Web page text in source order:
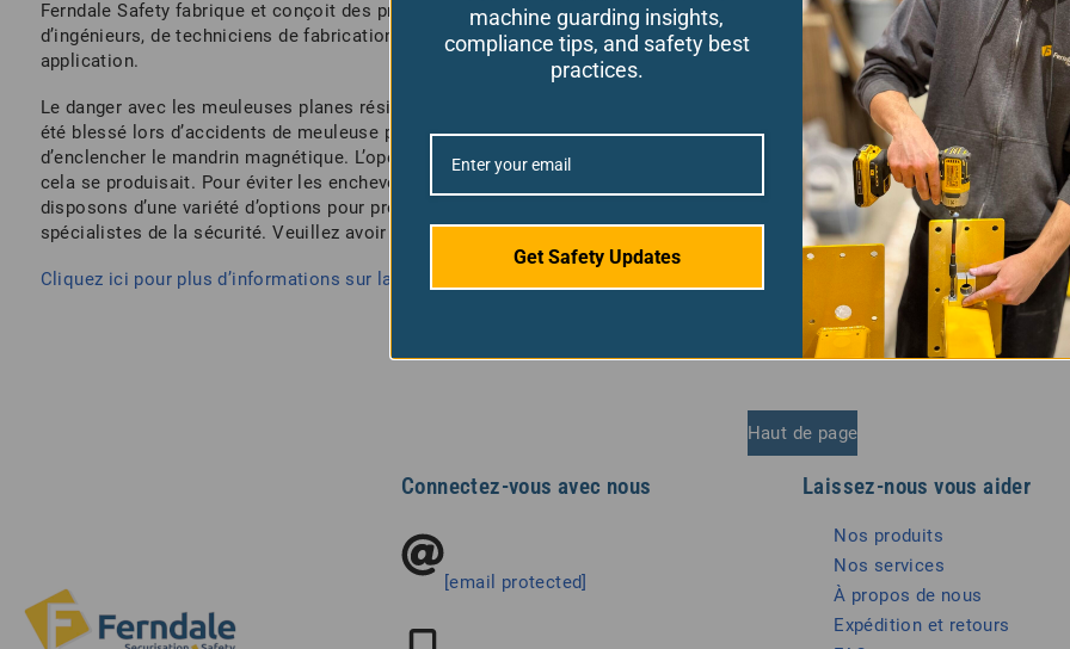
Ferndale Safety fabrique et conçoit des protections de sécurité sur mesure pour meuleuses de surface. Nous disposons
d’ingénieurs, de techniciens de fabrication et d’installation qui peuvent créer sur mesure le meilleur dispositif de sécurité
application.
Le danger avec les meuleuses planes réside dans la meule elle-même. Nous avons vu de nombreuses occasions où un
été blessé lors d’accidents de meuleuse plane. La meule peut se briser en cas de choc accidentel ou si l’opérateur oublie
d’enclencher le mandrin magnétique. L’opérateur ou un passant pourrait être heurté par des fragments de roues à grande
cela se produisait. Pour éviter les enchevêtrements et projections accidentels, un dispositif de protection est installé.
disposons d’une variété d’options pour protéger les meuleuses planes. Veuillez nous contacter pour demander l’aide d’un
spécialistes de la sécurité. Veuillez avoir des photos de vos machines à disposition si possible.
Cliquez ici pour plus d’informations sur la façon de nous contacter.
Haut de page
Connectez-vous avec nous
[email protected]
Laissez-nous vous aider
Nos produits
Nos services
À propos de nous
Expédition et retours
machine guarding insights,
compliance tips, and safety best
practices.
Get Safety Updates